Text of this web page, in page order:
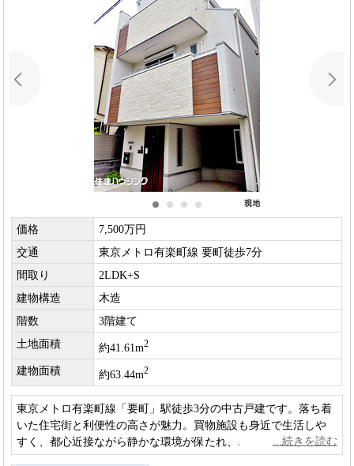
価格
7,500万円
交通
東京メトロ有楽町線 要町徒歩7分
間取り
2LDK+S
建物構造
木造
階数
3階建て
土地面積
約41.61m2
建物面積 約63.44m2
東京メトロ有楽町線「要町」駅徒歩3分の中古戸建です。落ち着
いた住宅街と利便性の高さが魅力。買物施設も身近で生活しや
すく、都心近接ながら静かな環境が保たれ、単身から家族まで
安心して暮らせる住環境です。